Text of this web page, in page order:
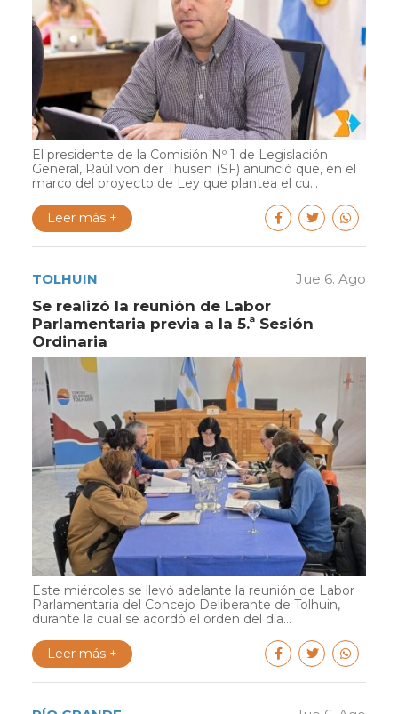
El presidente de la Comisión Nº 1 de Legislación
General, Raúl von der Thusen (SF) anunció que, en el
marco del proyecto de Ley que plantea el cu...
Leer más +
TOLHUIN Jue 6. Ago
Se realizó la reunión de Labor
Parlamentaria previa a la 5.ª Sesión
Ordinaria
Este miércoles se llevó adelante la reunión de Labor
Parlamentaria del Concejo Deliberante de Tolhuin,
durante la cual se acordó el orden del día...
Leer más +